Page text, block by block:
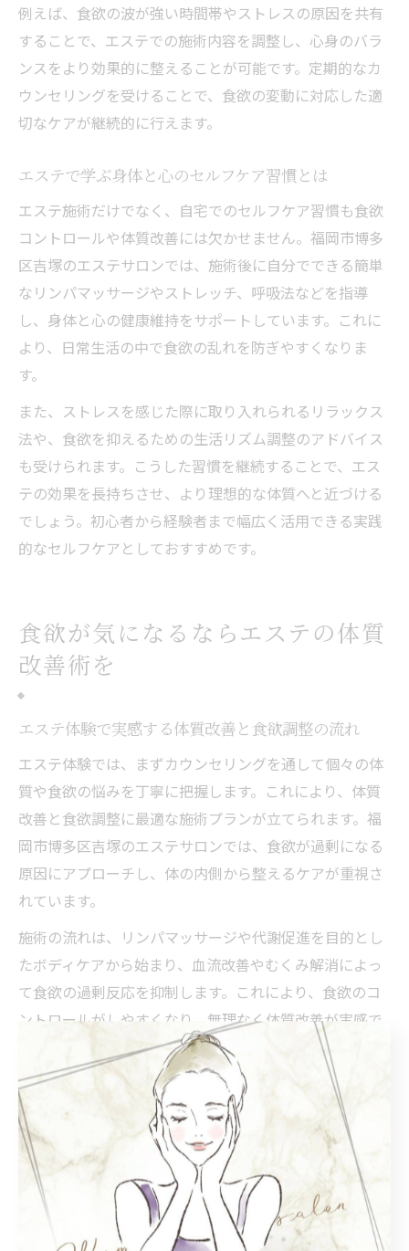
例えば、食欲の波が強い時間帯やストレスの原因を共有
することで、エステでの施術内容を調整し、心身のバラ
ンスをより効果的に整えることが可能です。定期的なカ
ウンセリングを受けることで、食欲の変動に対応した適
切なケアが継続的に行えます。
エステで学ぶ身体と心のセルフケア習慣とは
エステ施術だけでなく、自宅でのセルフケア習慣も食欲
コントロールや体質改善には欠かせません。福岡市博多
区吉塚のエステサロンでは、施術後に自分でできる簡単
なリンパマッサージやストレッチ、呼吸法などを指導
し、身体と心の健康維持をサポートしています。これに
より、日常生活の中で食欲の乱れを防ぎやすくなりま
す。
また、ストレスを感じた際に取り入れられるリラックス
法や、食欲を抑えるための生活リズム調整のアドバイス
も受けられます。こうした習慣を継続することで、エス
テの効果を長持ちさせ、より理想的な体質へと近づける
でしょう。初心者から経験者まで幅広く活用できる実践
的なセルフケアとしておすすめです。
食欲が気になるならエステの体質
改善術を
エステ体験で実感する体質改善と食欲調整の流れ
エステ体験では、まずカウンセリングを通して個々の体
質や食欲の悩みを丁寧に把握します。これにより、体質
改善と食欲調整に最適な施術プランが立てられます。福
岡市博多区吉塚のエステサロンでは、食欲が過剰になる
原因にアプローチし、体の内側から整えるケアが重視さ
れています。
施術の流れは、リンパマッサージや代謝促進を目的とし
たボディケアから始まり、血流改善やむくみ解消によっ
て食欲の過剰反応を抑制します。これにより、食欲のコ
ントロールがしやすくなり、無理なく体質改善が実感で
きるのです。福岡の吉塚周辺では、こうした総合的なケ
アを提供するエステが増えています。
食欲コントロールに最適なエステの施術内容とは
食欲コントロールに効果的なエステ施術としては、リン
パマッサージや脂肪燃焼を促すボディトリートメントが
代表的です。これらの施術は血行促進や代謝アップを促
し、ホルモンバランスを整えることで食欲の乱れを改善